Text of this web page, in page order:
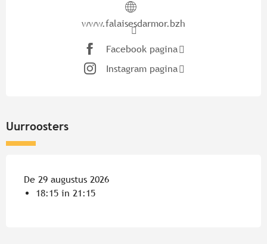
www.falaisesdarmor.bzh
Facebook pagina
Instagram pagina
Uurroosters
De 29 augustus 2026
18:15 in 21:15